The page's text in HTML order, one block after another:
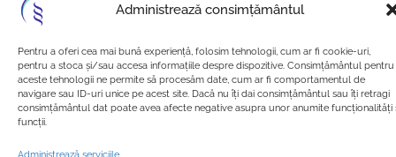
Administrează consimțământul
Pentru a oferi cea mai bună experiență, folosim tehnologii, cum ar fi cookie-uri,
pentru a stoca și/sau accesa informațiile despre dispozitive. Consimțământul pentru
aceste tehnologii ne permite să procesăm date, cum ar fi comportamentul de
navigare sau ID-uri unice pe acest site. Dacă nu îți dai consimțământul sau îți retragi
consimțământul dat poate avea afecte negative asupra unor anumite funcționalități
funcții.
Administrează serviciile